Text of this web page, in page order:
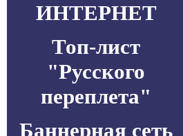
ИНТЕРНЕТ
Топ-лист
"Русского
переплета"
Баннерная сеть